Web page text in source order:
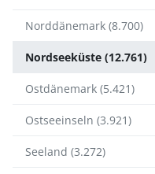
Norddänemark (8.700)
Nordseeküste (12.761)
Ostdänemark (5.421)
Ostseeinseln (3.921)
Seeland (3.272)